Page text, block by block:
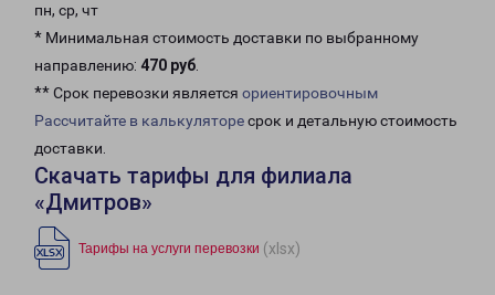
пн, ср, чт
* Минимальная стоимость доставки по выбранному
направлению: 470 руб.
** Срок перевозки является ориентировочным
Рассчитайте в калькуляторесрок и детальную стоимость
доставки.
Скачать тарифы для филиала
«Дмитров»
Тарифы на услуги перевозки (xlsx)